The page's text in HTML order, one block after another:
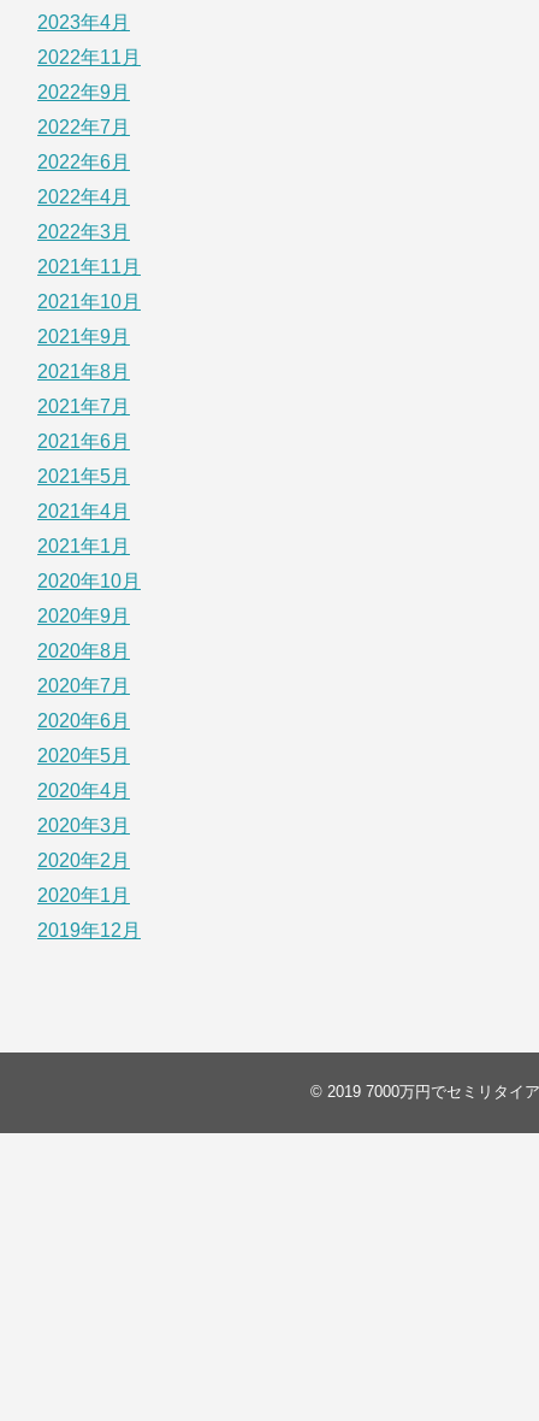
2023年4月
2022年11月
2022年9月
2022年7月
2022年6月
2022年4月
2022年3月
2021年11月
2021年10月
2021年9月
2021年8月
2021年7月
2021年6月
2021年5月
2021年4月
2021年1月
2020年10月
2020年9月
2020年8月
2020年7月
2020年6月
2020年5月
2020年4月
2020年3月
2020年2月
2020年1月
2019年12月
© 2019 7000万円でセミリタイ